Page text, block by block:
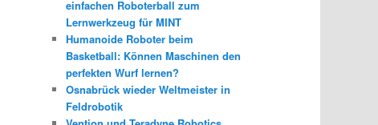
einfachen Roboterball zum
Lernwerkzeug für MINT
Humanoide Roboter beim
Basketball: Können Maschinen den
perfekten Wurf lernen?
Osnabrück wieder Weltmeister in
Feldrobotik